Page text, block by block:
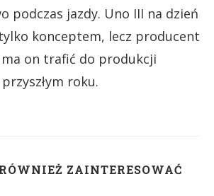
podczas jazdy. Uno III na dzień
konceptem, lecz producent
ma on trafić do produkcji
roku.
ZAINTERESOWAĆ